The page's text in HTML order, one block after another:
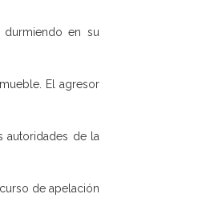
durmiendo en su
El agresor
autoridades de la
de apelación